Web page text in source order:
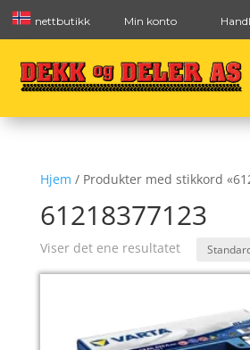
nettbutikk Min konto
Hjem / Produkter med stikkord
61218377123
Viser det ene resultatet